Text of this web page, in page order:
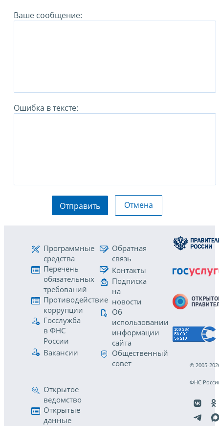
Ваше сообщение:
Ошибка в тексте:
Отправить Отмена
Программные
средства
Перечень
обязательных
требований
Противодействие
коррупции
Госслужба
в ФНС
России
Вакансии
Обратная
связь
Контакты
Подписка
на
новости
Об
использовании
информации
сайта
Общественный
совет
Открытое
ведомство
Открытые
данные
© 2005-
ФНС